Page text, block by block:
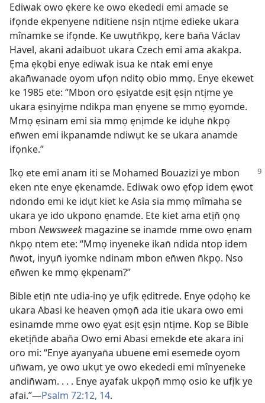
Ediwak owo ẹkere ke owo ekededi emi amade se
ifọnde ekpenyene nditiene nsịn ntịme edieke ukara
mînamke se ifọnde. Ke uwụtn̄kpọ, kere ban̄a Václav
Havel, akani adaibuot ukara Czech emi ama akakpa.
Ẹma ẹkọbi enye ediwak isua ke ntak emi enye
akan̄wanade oyom ufọn nditọ obio mmọ. Enye ekewet
ke 1985 ete: “Mbon oro ẹsiyatde esịt ẹsịn ntịme ye
ukara ẹsinyịme ndikpa man ẹnyene se mmọ ẹyomde.
Mmọ ẹsinam emi sia mmọ ẹnịmde ke idụhe n̄kpọ
en̄wen emi ikpanamde ndiwụt ke se ukara anamde
ifọnke.”
Ikọ ete emi anam iti se Mohamed Bouazizi ye mbon
eken nte enye ẹkenamde. Ediwak owo ẹfọp idem ẹwot
ndondo emi ke idụt kiet ke Asia sia mmọ mîmaha se
ukara ye ido ukpono ẹnamde. Ete kiet ama etịn̄ ọnọ
mbon Newsweek magazine se inamde mme owo ẹnam
n̄kpọ ntem ete: “Mmọ inyeneke ikan̄ ndida ntop idem
n̄wot, inyụn̄ iyomke ndinam mbon en̄wen n̄kpọ. Nso
en̄wen ke mmọ ẹkpenam?”
Bible etịn̄ nte udia-inọ ye ufịk ẹditrede. Enye ọdọhọ ke
ukara Abasi ke heaven ọmọn̄ ada itie ukara owo emi
esinamde mme owo ẹyat esịt ẹsịn ntịme. Kop se Bible
eketịn̄de aban̄a Owo emi Abasi emekde ete akara ini
oro mi: “Enye ayanyan̄a ubuene emi esemede oyom
un̄wam, ye owo ukụt ye owo ekededi emi mînyeneke
andin̄wam. . . . Enye ayafak ukpọn̄ mmọ osio ke ufịk ye
afai.”—Psalm 72:12, 14.